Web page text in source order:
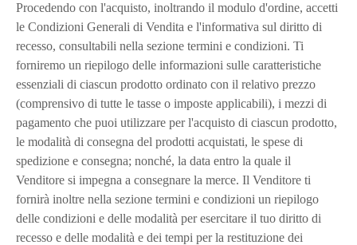
Procedendo con l'acquisto, inoltrando il modulo d'ordine, accetti
le Condizioni Generali di Vendita e l'informativa sul diritto di
recesso, consultabili nella sezione termini e condizioni. Ti
forniremo un riepilogo delle informazioni sulle caratteristiche
essenziali di ciascun prodotto ordinato con il relativo prezzo
(comprensivo di tutte le tasse o imposte applicabili), i mezzi di
pagamento che puoi utilizzare per l'acquisto di ciascun prodotto,
le modalità di consegna del prodotti acquistati, le spese di
spedizione e consegna; nonché, la data entro la quale il
Venditore si impegna a consegnare la merce. Il Venditore ti
fornirà inoltre nella sezione termini e condizioni un riepilogo
delle condizioni e delle modalità per esercitare il tuo diritto di
recesso e delle modalità e dei tempi per la restituzione dei